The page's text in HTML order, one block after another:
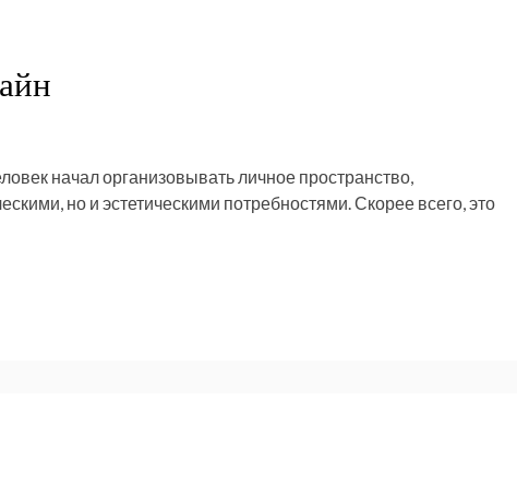
начал организовывать личное пространство,
но и эстетическими потребностями. Скорее всего, это